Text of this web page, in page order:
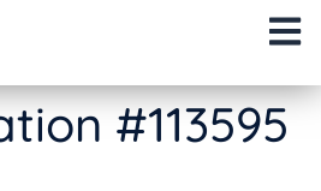
#113595